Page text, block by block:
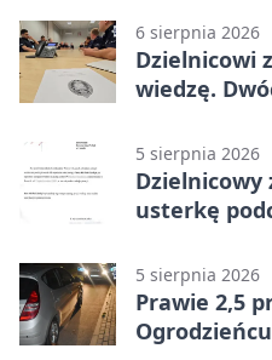
6 sierpnia 2026
Dzielnicowi
wiedzę.
5 sierpnia 2026
Dzielnicowy
usterkę
5 sierpnia 2026
Prawie 2,5